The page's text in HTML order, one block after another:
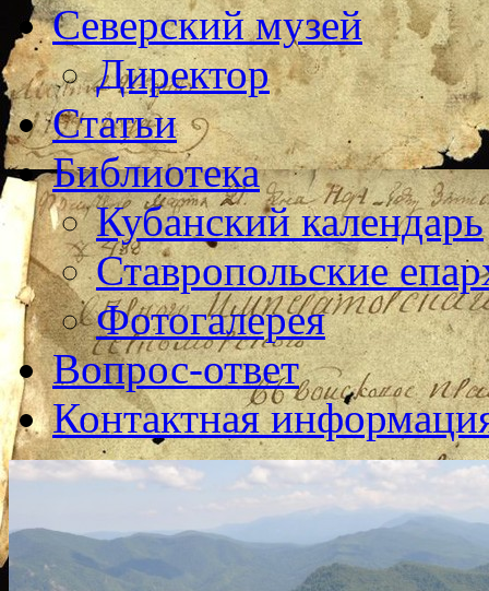
Северский музей
Директор
Статьи
Библиотека
Кубанский календарь
Ставропольские
Фотогалерея
Вопрос-ответ
Контактная